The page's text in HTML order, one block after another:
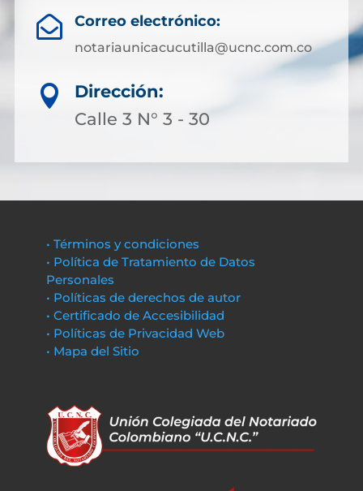
 Correo electrónico:
notariaunicacucutilla@ucnc.com.co

Dirección:
Calle 3 N° 3 - 30
• Términos y condiciones
• Política de Tratamiento de Datos
Personales
• Políticas de derechos de autor
• Certificado de Accesibilidad
• Políticas de Privacidad Web
• Mapa del Sitio